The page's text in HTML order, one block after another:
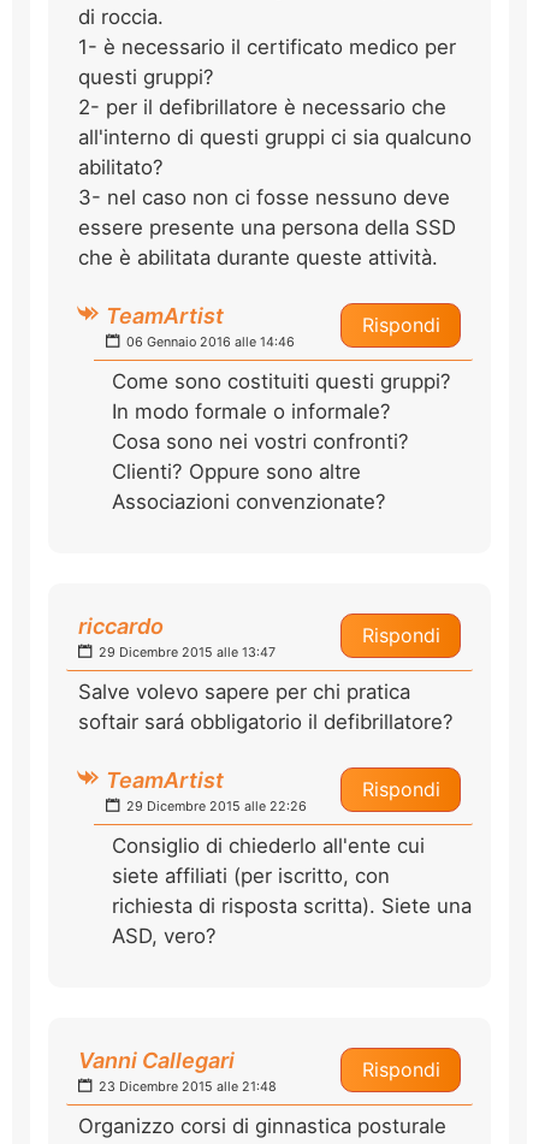
di roccia.
1- è necessario il certificato medico per
questi gruppi?
2- per il defibrillatore è necessario che
all'interno di questi gruppi ci sia qualcuno
abilitato?
3- nel caso non ci fosse nessuno deve
essere presente una persona della SSD
che è abilitata durante queste attività.
Rispondi
TeamArtist
06 Gennaio 2016 alle 14:46
Come sono costituiti questi gruppi?
In modo formale o informale?
Cosa sono nei vostri confronti?
Clienti? Oppure sono altre
Associazioni convenzionate?
Rispondi
riccardo
29 Dicembre 2015 alle 13:47
Salve volevo sapere per chi pratica
softair sará obbligatorio il defibrillatore?
Rispondi
TeamArtist
29 Dicembre 2015 alle 22:26
Consiglio di chiederlo all'ente cui
siete affiliati (per iscritto, con
richiesta di risposta scritta). Siete una
ASD, vero?
Rispondi
Vanni Callegari
23 Dicembre 2015 alle 21:48
Organizzo corsi di ginnastica posturale